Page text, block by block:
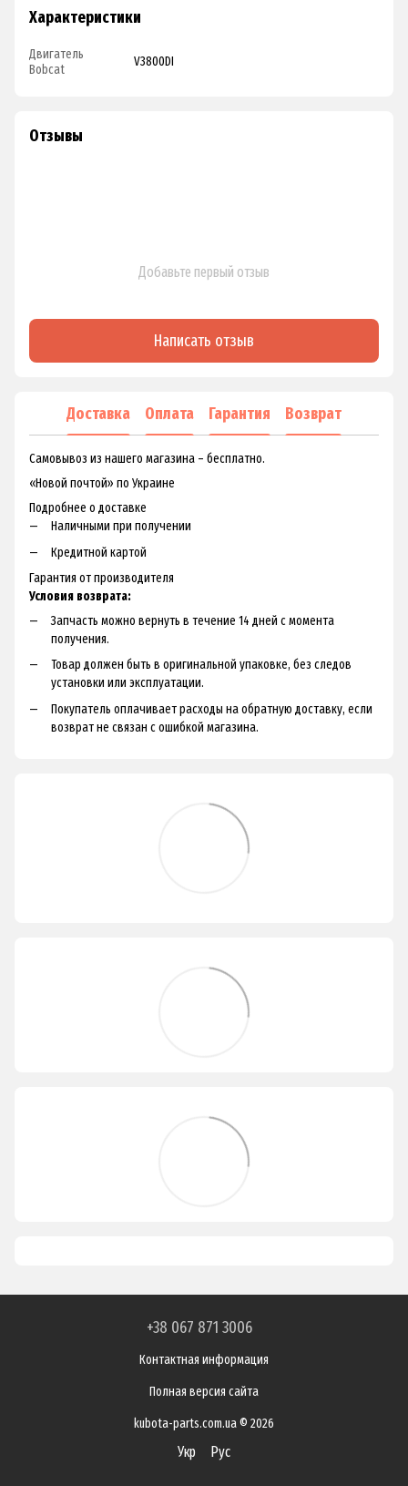
Характеристики
Двигатель
Bobcat
V3800DI
Отзывы
Добавьте первый отзыв
Написать отзыв
Доставка Оплата Гарантия Возврат
Самовывоз из нашего магазина – бесплатно.
«Новой почтой» по Украине
Подробнее о доставке
Наличными при получении
Кредитной картой
Гарантия от производителя
Условия возврата:
Запчасть можно вернуть в течение 14 дней с момента
получения.
Товар должен быть в оригинальной упаковке, без следов
установки или эксплуатации.
Покупатель оплачивает расходы на обратную доставку, если
возврат не связан с ошибкой магазина.
+38 067 871 3006
Контактная информация
Полная версия сайта
kubota-parts.com.ua © 2026
Укр Рус